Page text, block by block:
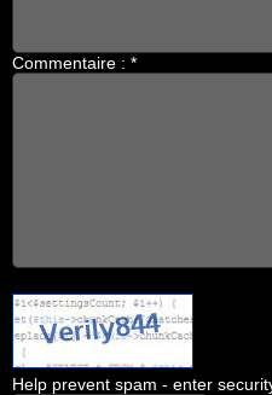
Commentaire : *
Help prevent spam - enter